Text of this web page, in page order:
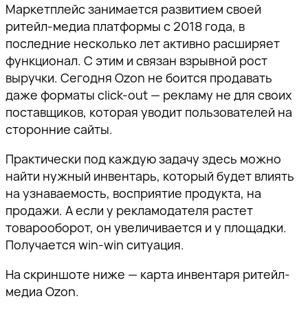
Маркетплейс занимается развитием своей
ритейл-медиа платформы с 2018 года, в
последние несколько лет активно расширяет
функционал. С этим и связан взрывной рост
выручки. Сегодня Ozon не боится продавать
даже форматы click-out — рекламу не для своих
поставщиков, которая уводит пользователей на
сторонние сайты.
Практически под каждую задачу здесь можно
найти нужный инвентарь, который будет влиять
на узнаваемость, восприятие продукта, на
продажи. А если у рекламодателя растет
товарооборот, он увеличивается и у площадки.
Получается win-win ситуация.
На скриншоте ниже — карта инвентаря ритейл-
медиа Ozon.